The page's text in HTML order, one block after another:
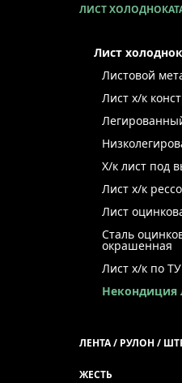
ЛИСТ
Лист
Листовой
Лист х/к
Х/к лист под
Лист х/к
Лист
Сталь
окрашенная
Лист х/к по ТУ
Некондиция
ЛЕНТА / РУЛОН /
ЖЕСТЬ